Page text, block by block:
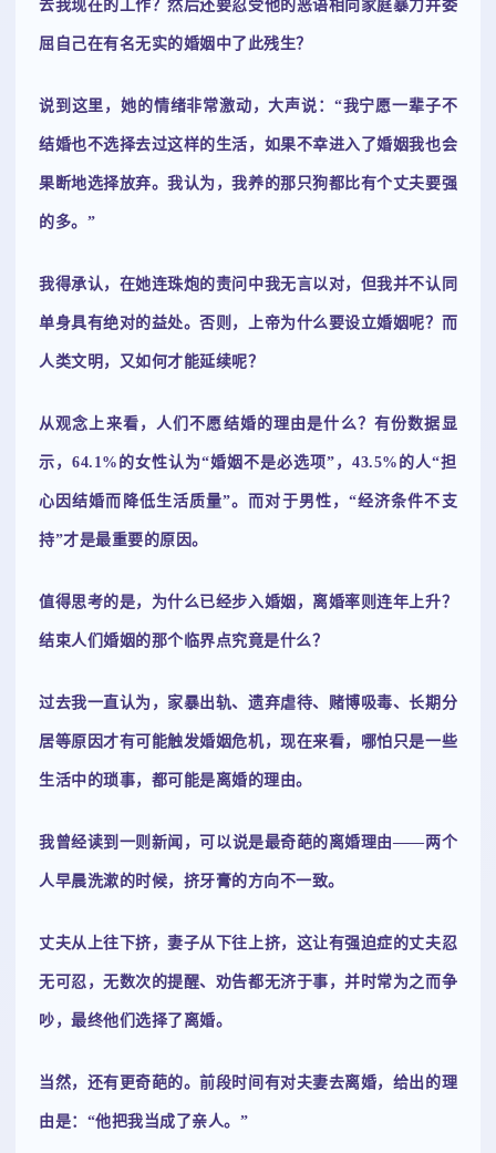
去我现在的工作？然后还要忍受他的恶语相向家庭暴力并委
屈自己在有名无实的婚姻中了此残生？
说到这里，她的情绪非常激动，大声说：“我宁愿一辈子不
结婚也不选择去过这样的生活，如果不幸进入了婚姻我也会
果断地选择放弃。我认为，我养的那只狗都比有个丈夫要强
的多。”
我得承认，在她连珠炮的责问中我无言以对，但我并不认同
单身具有绝对的益处。否则，上帝为什么要设立婚姻呢？而
人类文明，又如何才能延续呢？
从观念上来看，人们不愿结婚的理由是什么？有份数据显
示，64.1%的女性认为“婚姻不是必选项”，43.5%的人“担
心因结婚而降低生活质量”。而对于男性，“经济条件不支
持”才是最重要的原因。
值得思考的是，为什么已经步入婚姻，离婚率则连年上升？
结束人们婚姻的那个临界点究竟是什么？
过去我一直认为，家暴出轨、遗弃虐待、赌博吸毒、长期分
居等原因才有可能触发婚姻危机，现在来看，哪怕只是一些
生活中的琐事，都可能是离婚的理由。
我曾经读到一则新闻，可以说是最奇葩的离婚理由——两个
人早晨洗漱的时候，挤牙膏的方向不一致。
丈夫从上往下挤，妻子从下往上挤，这让有强迫症的丈夫忍
无可忍，无数次的提醒、劝告都无济于事，并时常为之而争
吵，最终他们选择了离婚。
当然，还有更奇葩的。前段时间有对夫妻去离婚，给出的理
由是：“他把我当成了亲人。”